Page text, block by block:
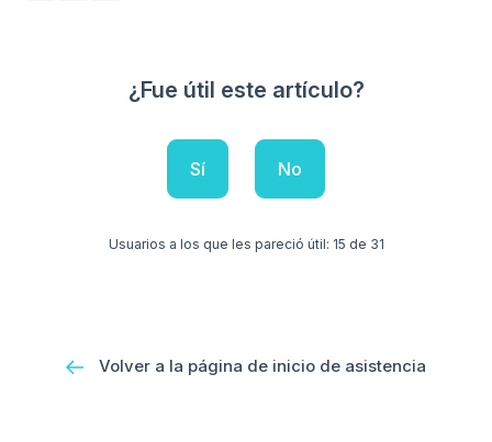
¿Fue útil este artículo?
Sí No
Usuarios a los que les pareció útil: 15 de 31
Volver a la página de inicio de asistencia